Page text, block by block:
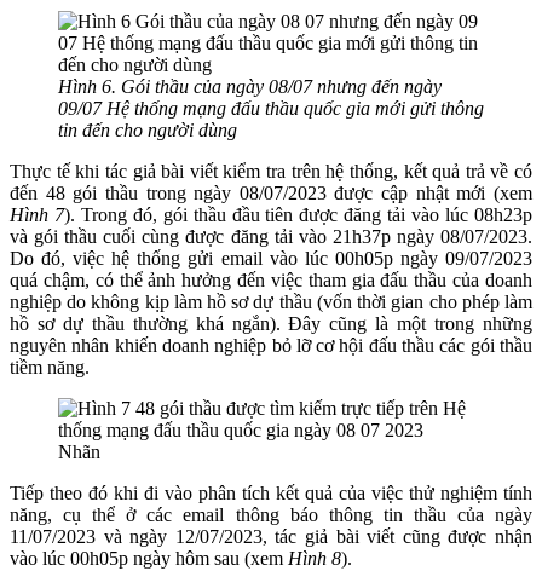
Hình 6. Gói thầu của ngày 08/07 nhưng đến ngày
09/07 Hệ thống mạng đấu thầu quốc gia mới gửi thông
tin đến cho người dùng
Thực tế khi tác giả bài viết kiểm tra trên hệ thống, kết quả trả về có
đến 48 gói thầu trong ngày 08/07/2023 được cập nhật mới (xem
Hình 7). Trong đó, gói thầu đầu tiên được đăng tải vào lúc 08h23p
và gói thầu cuối cùng được đăng tải vào 21h37p ngày 08/07/2023.
Do đó, việc hệ thống gửi email vào lúc 00h05p ngày 09/07/2023
quá chậm, có thể ảnh hưởng đến việc tham gia đấu thầu của doanh
nghiệp do không kịp làm hồ sơ dự thầu (vốn thời gian cho phép làm
hồ sơ dự thầu thường khá ngắn). Đây cũng là một trong những
nguyên nhân khiến doanh nghiệp bỏ lỡ cơ hội đấu thầu các gói thầu
tiềm năng.
Nhãn
Tiếp theo đó khi đi vào phân tích kết quả của việc thử nghiệm tính
năng, cụ thể ở các email thông báo thông tin thầu của ngày
11/07/2023 và ngày 12/07/2023, tác giả bài viết cũng được nhận
vào lúc 00h05p ngày hôm sau (xem Hình 8).